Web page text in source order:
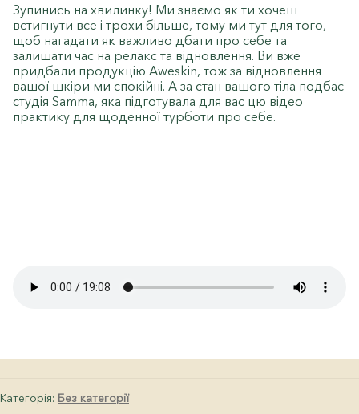
Зупинись на хвилинку! Ми знаємо як ти хочеш
встигнути все і трохи більше, тому ми тут для того,
щоб нагадати як важливо дбати про себе та
залишати час на релакс та відновлення. Ви вже
придбали продукцію Aweskin, тож за відновлення
вашої шкіри ми спокійні. А за стан вашого тіла подбає
студія Samma, яка підготувала для вас цю відео
практику для щоденної турботи про себе.
Категорія: Без категорії